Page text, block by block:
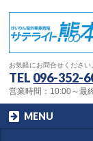
お気軽にお問合せください
TEL 096-352-
営業時間：10:00～最
MENU